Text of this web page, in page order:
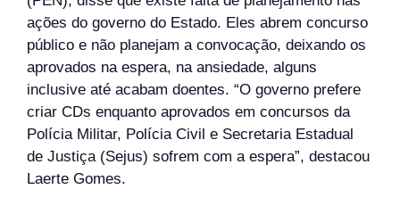
ações do governo do Estado. Eles abrem concurso
público e não planejam a convocação, deixando os
aprovados na espera, na ansiedade, alguns
inclusive até acabam doentes. “O governo prefere
criar CDs enquanto aprovados em concursos da
Polícia Militar, Polícia Civil e Secretaria Estadual
de Justiça (Sejus) sofrem com a espera”, destacou
Laerte Gomes.